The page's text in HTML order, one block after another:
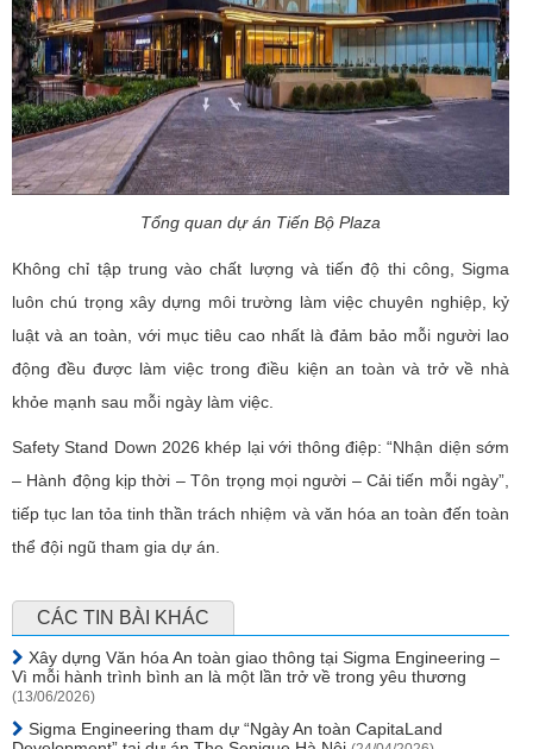
Tổng quan dự án Tiến Bộ Plaza
Không chỉ tập trung vào chất lượng và tiến độ thi công, Sigma
luôn chú trọng xây dựng môi trường làm việc chuyên nghiệp, kỷ
luật và an toàn, với mục tiêu cao nhất là đảm bảo mỗi người lao
động đều được làm việc trong điều kiện an toàn và trở về nhà
khỏe mạnh sau mỗi ngày làm việc.
Safety Stand Down 2026 khép lại với thông điệp: “Nhận diện sớm
– Hành động kịp thời – Tôn trọng mọi người – Cải tiến mỗi ngày”,
tiếp tục lan tỏa tinh thần trách nhiệm và văn hóa an toàn đến toàn
thể đội ngũ tham gia dự án.
CÁC TIN BÀI KHÁC
Xây dựng Văn hóa An toàn giao thông tại Sigma Engineering –
Vì mỗi hành trình bình an là một lần trở về trong yêu thương
(13/06/2026)
Sigma Engineering tham dự “Ngày An toàn CapitaLand